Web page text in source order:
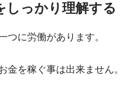
しっかり理解する
つに労働があります。
金を稼ぐ事は出来ません。